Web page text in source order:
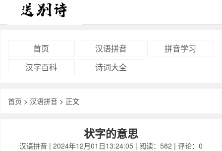
首页 汉语拼音
拼音学习
汉字百科
诗词大全
首页 > 汉语拼音 > 正文
状字的意思
汉语拼音 | 2024年12月01日13:24:05 | 阅读：582 | 评论：0